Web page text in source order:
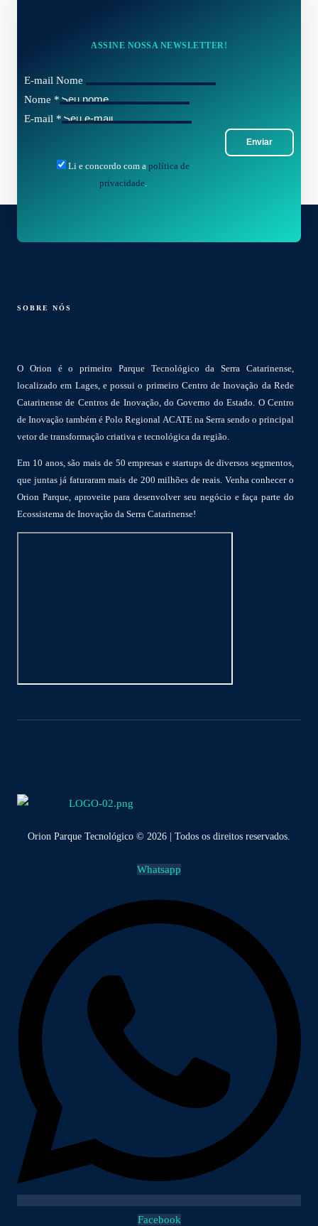
ASSINE NOSSA NEWSLETTER!
E-mail Nome
Nome *
E-mail *
Enviar
Li e concordo com a política de
privacidade.
SOBRE NÓS
O Orion é o primeiro Parque Tecnológico da Serra Catarinense,
localizado em Lages, e possui o primeiro Centro de Inovação da Rede
Catarinense de Centros de Inovação, do Governo do Estado. O Centro
de Inovação também é Polo Regional ACATE na Serra sendo o principal
vetor de transformação criativa e tecnológica da região.
Em 10 anos, são mais de 50 empresas e startups de diversos segmentos,
que juntas já faturaram mais de 200 milhões de reais. Venha conhecer o
Orion Parque, aproveite para desenvolver seu negócio e faça parte do
Ecossistema de Inovação da Serra Catarinense!
Orion Parque Tecnológico © 2026 | Todos os direitos reservados.
Whatsapp
Facebook